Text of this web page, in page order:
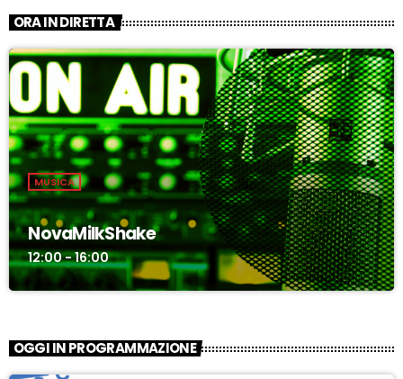
ORA IN DIRETTA
MUSICA
NovaMilkShake
12:00 - 16:00
OGGI IN PROGRAMMAZIONE